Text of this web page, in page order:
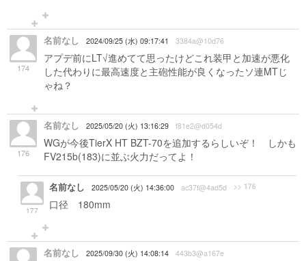
174
名前なし 2024/09/25 (水) 09:17:41 3384a@10d76
アプデ前にLT√進めてて思ったけどこれ装甲と加速が悪化
した代わりに最高速度と主砲性能が良くなったソ連MTじ
ゃね？
176
名前なし 2025/05/20 (火) 13:16:29 f81e2@d054d
WGが今後TierX HT BZT-70を追加するらしいぞ！ しかも
FV215b(183)に並ぶ火力だってよ！
177
名前なし 2025/05/20 (火) 14:36:00 ac37f@4ad5d >> 176
口径 180mm
名前なし 2025/09/30 (火) 14:08:14 443b3@a167e